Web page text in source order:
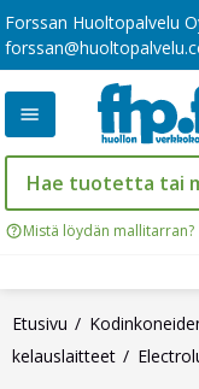
Forssan Huoltopalvelu
Mistä löydän mallitarran?
Etusivu
kelauslaitteet